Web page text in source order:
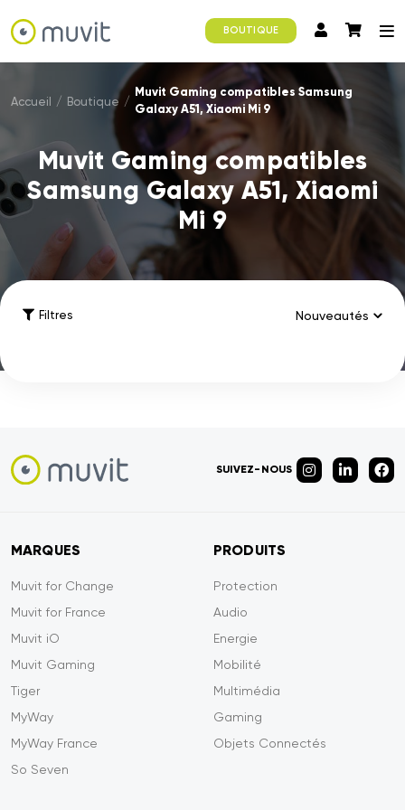
BOUTIQUE
Accueil / Boutique /
Muvit Gaming compatibles Samsung
Galaxy A51, Xiaomi Mi 9
Muvit Gaming compatibles
Samsung Galaxy A51, Xiaomi
Mi 9
Filtres
SUIVEZ-NOUS
MARQUES
Muvit for Change
Muvit for France
Muvit iO
Muvit Gaming
Tiger
MyWay
MyWay France
So Seven
PRODUITS
Protection
Audio
Energie
Mobilité
Multimédia
Gaming
Objets Connectés